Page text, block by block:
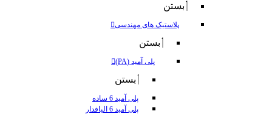
بستن
پلاستیک های مهندسی
بستن
پلی آمید (PA)
بستن
پلی آمید 6 ساده
پلی آمید 6 الیافدار